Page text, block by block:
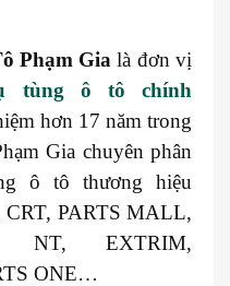
Phạm Gia là đơn vị
tùng ô tô chính
hơn 17 năm trong
Gia chuyên phân
ô tô thương hiệu
PARTS MALL,
NT, EXTRIM,
ONE…